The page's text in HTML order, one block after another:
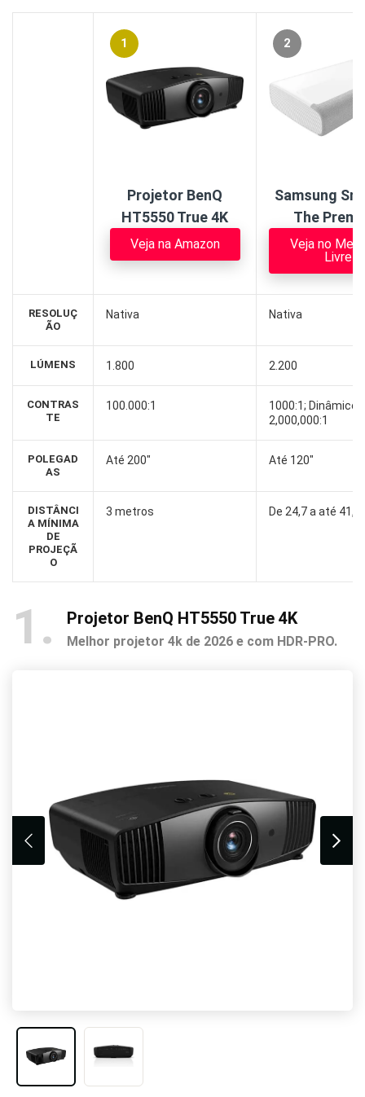
RESOLUÇ
ÃO
LÚMENS
CONTRAS
TE
POLEGAD
AS
DISTÂNCI
A MÍNIMA
DE
PROJEÇÃ
O
1
Projetor BenQ
HT5550 True 4K
Veja na Amazon
Nativa
1.800
100.000:1
Até 200″
3 metros
2
Samsung
The
Veja no
Livre
Nativa
2.200
1000:1; Dinâmico:
2,000,000:1
Até 120″
De 24,7 a até 41,5
1 Projetor BenQ HT5550 True 4K
Melhor projetor 4k de 2026 e com HDR-PRO.